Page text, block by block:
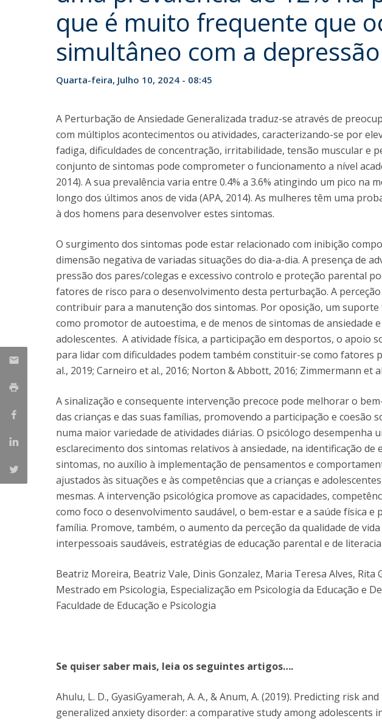
Research Centre for Human Development
| CEDH
Human Neurobehavioral Laboratory |
HNL
Iniciativas Nacionais
Associação de
que é muito frequente que
simultâneo com a
Quarta-feira, Julho 10, 2024 - 08:45
A Perturbação de Ansiedade Generalizada traduz-se através de
com múltiplos acontecimentos ou atividades, caracterizando-se por
fadiga, dificuldades de concentração, irritabilidade, tensão muscular e
conjunto de sintomas pode comprometer o funcionamento a nível
2014). A sua prevalência varia entre 0.4% a 3.6% atingindo um pico na
longo dos últimos anos de vida (APA, 2014). As mulheres têm uma
à dos homens para desenvolver estes sintomas.
O surgimento dos sintomas pode estar relacionado com inibição
dimensão negativa de variadas situações do dia-a-dia. A presença de
pressão dos pares/colegas e excessivo controlo e proteção parental
fatores de risco para o desenvolvimento desta perturbação. A
contribuir para a manutenção dos sintomas. Por oposição, um
como promotor de autoestima, e de menos de sintomas de ansiedade
adolescentes. A atividade física, a participação em desportos, o apoio
para lidar com dificuldades podem também constituir-se como fatores
al., 2019; Carneiro et al., 2016; Norton & Abbott, 2016; Zimmermann et
A sinalização e consequente intervenção precoce pode melhorar o
das crianças e das suas famílias, promovendo a participação e coesão
numa maior variedade de atividades diárias. O psicólogo desempenha
esclarecimento dos sintomas relativos à ansiedade, na identificação
sintomas, no auxílio à implementação de pensamentos e
ajustados às situações e às competências que a crianças e
mesmas. A intervenção psicológica promove as capacidades,
como foco o desenvolvimento saudável, o bem-estar e a saúde física e
família. Promove, também, o aumento da perceção da qualidade de
interpessoais saudáveis, estratégias de educação parental e de
Beatriz Moreira, Beatriz Vale, Dinis Gonzalez, Maria Teresa Alves, Rita
Mestrado em Psicologia, Especialização em Psicologia da Educação e
Faculdade de Educação e Psicologia
Se quiser saber mais, leia os seguintes artigos….
Ahulu, L. D., GyasiGyamerah, A. A., & Anum, A. (2019). Predicting risk
generalized anxiety disorder: a comparative study among adolescents